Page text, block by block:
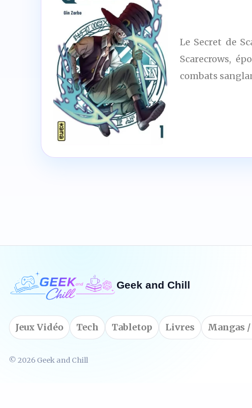
8
Le Secret de
Scarecrows,
combats
Geek and Chill
Jeux Vidéo Tech Tabletop Livres Mangas /
© 2026 Geek and Chill